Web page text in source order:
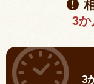
3か
3